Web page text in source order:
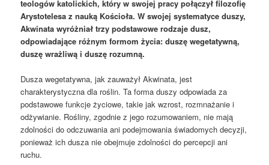
teologów katolickich, który w swojej pracy połączył filozofię
Arystotelesa z nauką Kościoła. W swojej systematyce duszy,
Akwinata wyróżniał trzy podstawowe rodzaje dusz,
odpowiadające różnym formom życia: duszę wegetatywną,
duszę wrażliwą i duszę rozumną.
Dusza wegetatywna, jak zauważył Akwinata, jest
charakterystyczna dla roślin. Ta forma duszy odpowiada za
podstawowe funkcje życiowe, takie jak wzrost, rozmnażanie i
odżywianie. Rośliny, zgodnie z jego rozumowaniem, nie mają
zdolności do odczuwania ani podejmowania świadomych decyzji,
ponieważ ich dusza nie obejmuje zdolności do percepcji ani
ruchu.